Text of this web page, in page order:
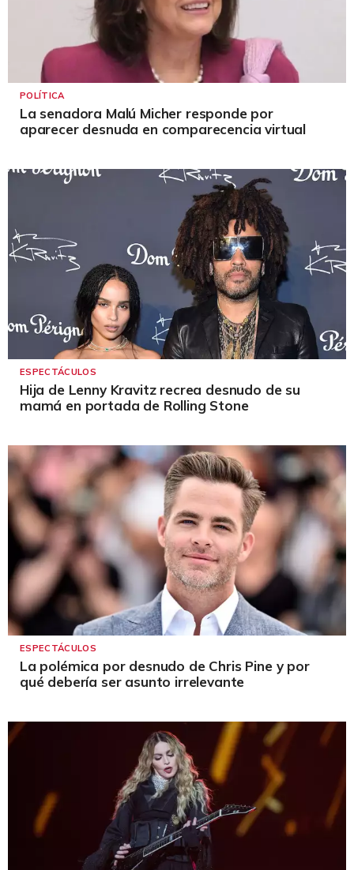
POLÍTICA
La senadora Malú Micher responde por
aparecer desnuda en comparecencia virtual
ESPECTÁCULOS
Hija de Lenny Kravitz recrea desnudo de su
mamá en portada de Rolling Stone
ESPECTÁCULOS
La polémica por desnudo de Chris Pine y por
qué debería ser asunto irrelevante